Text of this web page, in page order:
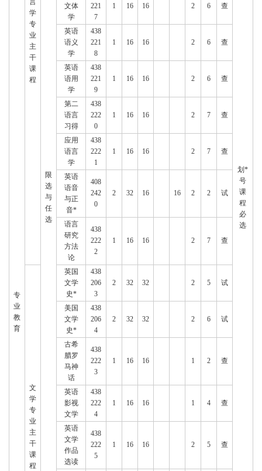
专
业
教
育
言
学
专
业
主
干
课
程
限
选
与
任
选
划*
号
课
程
必
选
文体
学
221
7
1 16 16 2 6 查
英语
语义
学
438
221
8
1 16 16 2 6 查
英语
语用
学
438
221
9
1 16 16 2 6 查
第二
语言
习得
438
222
0
1 16 16 2 7 查
应用
语言
学
438
222
1
1 16 16 2 7 查
英语
语音
与正
音*
408
242
0
2 32 16 16 2 2 试
语言
研究
方法
论
438
222
2
1 16 16 2 7 查
文
学
专
业
主
干
课
程
英国
文学
史*
438
206
3
2 32 32 2 5 试
美国
文学
史*
438
206
4
2 32 32 2 6 试
古希
腊罗
马神
话
438
222
3
1 16 16 1 2 查
英语
影视
文学
438
222
4
1 16 16 1 4 查
英语
文学
作品
选读
438
222
5
1 16 16 2 5 查